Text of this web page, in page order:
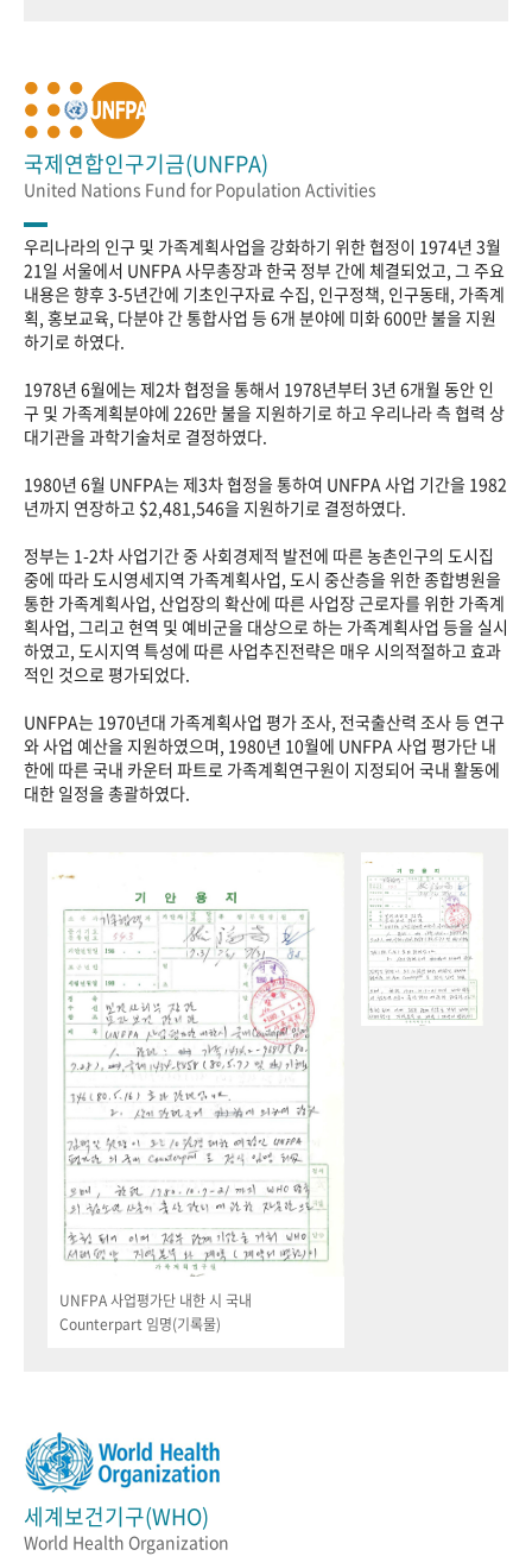
국제연합인구기금(UNFPA)
United Nations Fund for Population Activities
우리나라의 인구 및 가족계획사업을 강화하기 위한 협정이 1974년 3월
21일 서울에서 UNFPA 사무총장과 한국 정부 간에 체결되었고, 그 주요
내용은 향후 3-5년간에 기초인구자료 수집, 인구정책, 인구동태, 가족계
획, 홍보교육, 다분야 간 통합사업 등 6개 분야에 미화 600만 불을 지원
하기로 하였다.
1978년 6월에는 제2차 협정을 통해서 1978년부터 3년 6개월 동안 인
구 및 가족계획분야에 226만 불을 지원하기로 하고 우리나라 측 협력 상
대기관을 과학기술처로 결정하였다.
1980년 6월 UNFPA는 제3차 협정을 통하여 UNFPA 사업 기간을 1982
년까지 연장하고 $2,481,546을 지원하기로 결정하였다.
정부는 1-2차 사업기간 중 사회경제적 발전에 따른 농촌인구의 도시집
중에 따라 도시영세지역 가족계획사업, 도시 중산층을 위한 종합병원을
통한 가족계획사업, 산업장의 확산에 따른 사업장 근로자를 위한 가족계
획사업, 그리고 현역 및 예비군을 대상으로 하는 가족계획사업 등을 실시
하였고, 도시지역 특성에 따른 사업추진전략은 매우 시의적절하고 효과
적인 것으로 평가되었다.
UNFPA는 1970년대 가족계획사업 평가 조사, 전국출산력 조사 등 연구
와 사업 예산을 지원하였으며, 1980년 10월에 UNFPA 사업 평가단 내
한에 따른 국내 카운터 파트로 가족계획연구원이 지정되어 국내 활동에
대한 일정을 총괄하였다.
UNFPA 사업평가단 내한 시 국내
Counterpart 임명(기록물)
세계보건기구(WHO)
World Health Organization